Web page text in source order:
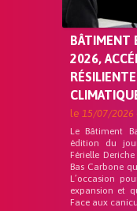
BÂTIMENT
2026,
le 15/07/2026
Le Bâtiment
édition du
Férielle
Bas Carbone
L’occasion
expansion et
Face aux